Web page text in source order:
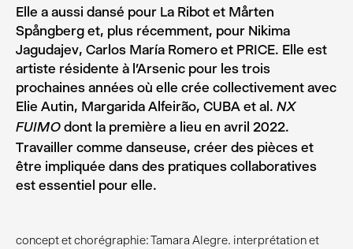
concept et chorégraphie: Tamara Alegre. interprétation et
Elle a aussi dansé pour La Ribot et Mårten
Spångberg et, plus récemment, pour Nikima
Jagudajev, Carlos María Romero et PRICE. Elle est
artiste résidente à l’Arsenic pour les trois
prochaines années où elle crée collectivement avec
Elie Autin, Margarida Alfeirão, CUBA et al. NX
FUIMO dont la première a lieu en avril 2022.
Travailler comme danseuse, créer des pièces et
être impliquée dans des pratiques collaboratives
est essentiel pour elle.